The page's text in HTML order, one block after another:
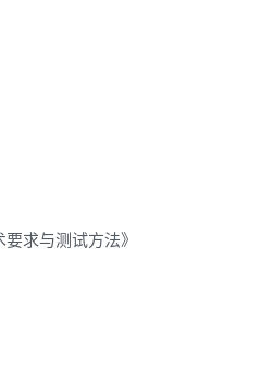
求与测试方法》